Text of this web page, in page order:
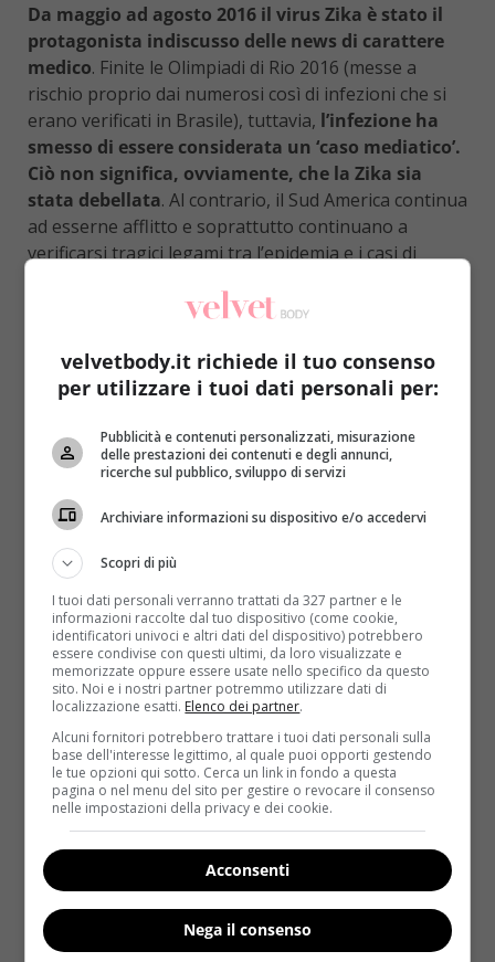
Da maggio ad agosto 2016 il virus Zika è stato il
protagonista indiscusso delle news di carattere
medico. Finite le Olimpiadi di Rio 2016 (messe a
rischio proprio dai numerosi così di infezioni che si
erano verificati in Brasile), tuttavia, l’infezione ha
smesso di essere considerata un ‘caso mediatico’.
Ciò non significa, ovviamente, che la Zika sia
stata debellata. Al contrario, il Sud America continua
ad esserne afflitto e soprattutto continuano a
verificarsi tragici legami tra l’epidemia e i casi di
BAMBINI E ADULTI NON SOLO MICROCEFALIA:
Proprio per questo motivola ricerca di un vaccino
non si è affatto arrestata e la scienza ha
proseguito insistentemente nel proprio lavoro. Le
notizie che giungono dall’ambiente medico sono
decisamente positive: laVanderbilt University Medical
Centere la Washington University School of Medicine
hanno trovato
il modo di bloccare gli effetti del
virus, riducendo drasticamente i pericoli cui
potrebbe incorrere il paziente
incinte, il feto.
velvetbody.it richiede il tuo consenso
per utilizzare i tuoi dati personali per:
Pubblicità e contenuti personalizzati, misurazione
delle prestazioni dei contenuti e degli annunci,
ricerche sul pubblico, sviluppo di servizi
Archiviare informazioni su dispositivo e/o accedervi
Scopri di più
I tuoi dati personali verranno trattati da 327 partner e le
informazioni raccolte dal tuo dispositivo (come cookie,
identificatori univoci e altri dati del dispositivo) potrebbero
essere condivise con questi ultimi, da loro visualizzate e
memorizzate oppure essere usate nello specifico da questo
sito. Noi e i nostri partner potremmo utilizzare dati di
localizzazione esatti. Elenco dei partner.
Alcuni fornitori potrebbero trattare i tuoi dati personali sulla
base dell'interesse legittimo, al quale puoi opporti gestendo
le tue opzioni qui sotto. Cerca un link in fondo a questa
pagina o nel menu del sito per gestire o revocare il consenso
nelle impostazioni della privacy e dei cookie.
Acconsenti
Nega il consenso